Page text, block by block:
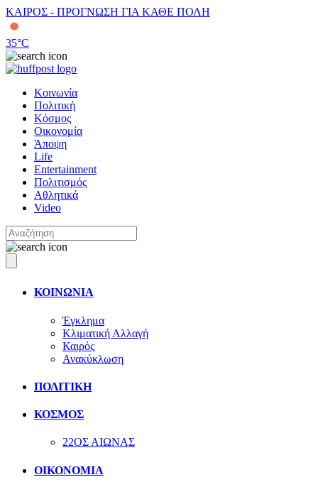
ΚΑΙΡΟΣ - ΠΡΟΓΝΩΣΗ ΓΙΑ ΚΑΘΕ ΠΟΛΗ
35°C
Κοινωνία
Πολιτική
Κόσμος
Οικονομία
Άποψη
Life
Entertainment
Πολιτισμός
Αθλητικά
Video
ΚΟΙΝΩΝΙΑ
Έγκλημα
Κλιματική Αλλαγή
Καιρός
Ανακύκλωση
ΠΟΛΙΤΙΚΗ
ΚΟΣΜΟΣ
22ΟΣ ΑΙΩΝΑΣ
ΟΙΚΟΝΟΜΙΑ